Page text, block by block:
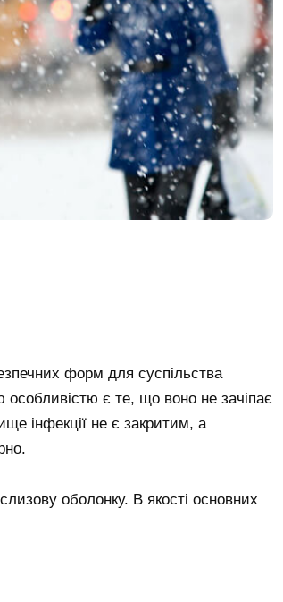
форм для суспільства
особливістю є те, що воно не зачіпає
інфекції не є закритим, а
оболонку. В якості основних